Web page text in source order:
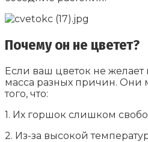
Почему он не цветет?
Если ваш цветок не желает
масса разных причин. Они
того, что:
1. Их горшок слишком
2. Из-за высокой